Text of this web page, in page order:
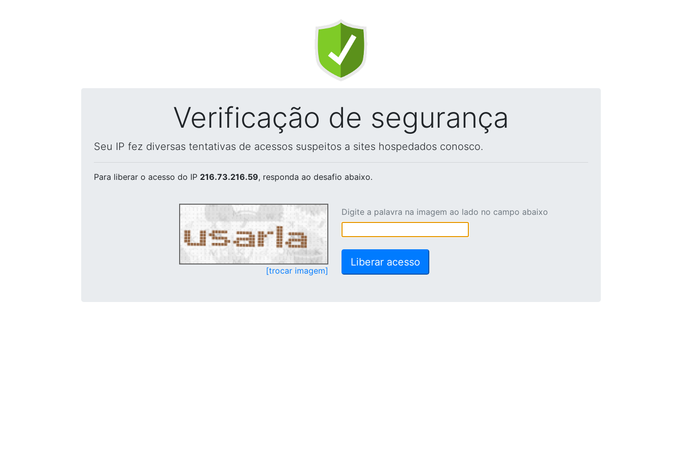
Verificação de segurança
Seu IP fez diversas tentativas de acessos suspeitos a sites hospedados conosco.
Para liberar o acesso do IP 216.73.216.59, responda ao desafio abaixo.
[trocar imagem]
Digite a palavra na imagem ao lado no campo abaixo